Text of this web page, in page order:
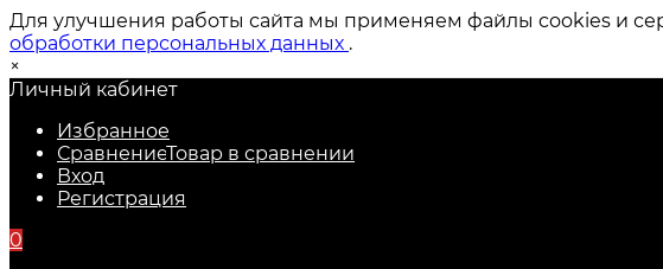
Для улучшения работы сайта мы применяем файлы cookies и
обработки персональных данных .
×
Личный кабинет
Избранное
СравнениеТовар в сравнении
Вход
Регистрация
0